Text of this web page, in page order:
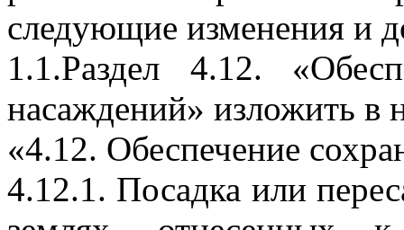
следующие изменения и
1.1.Раздел 4.12.
насаждений» изложить в
«4.12. Обеспечение
4.12.1. Посадка или